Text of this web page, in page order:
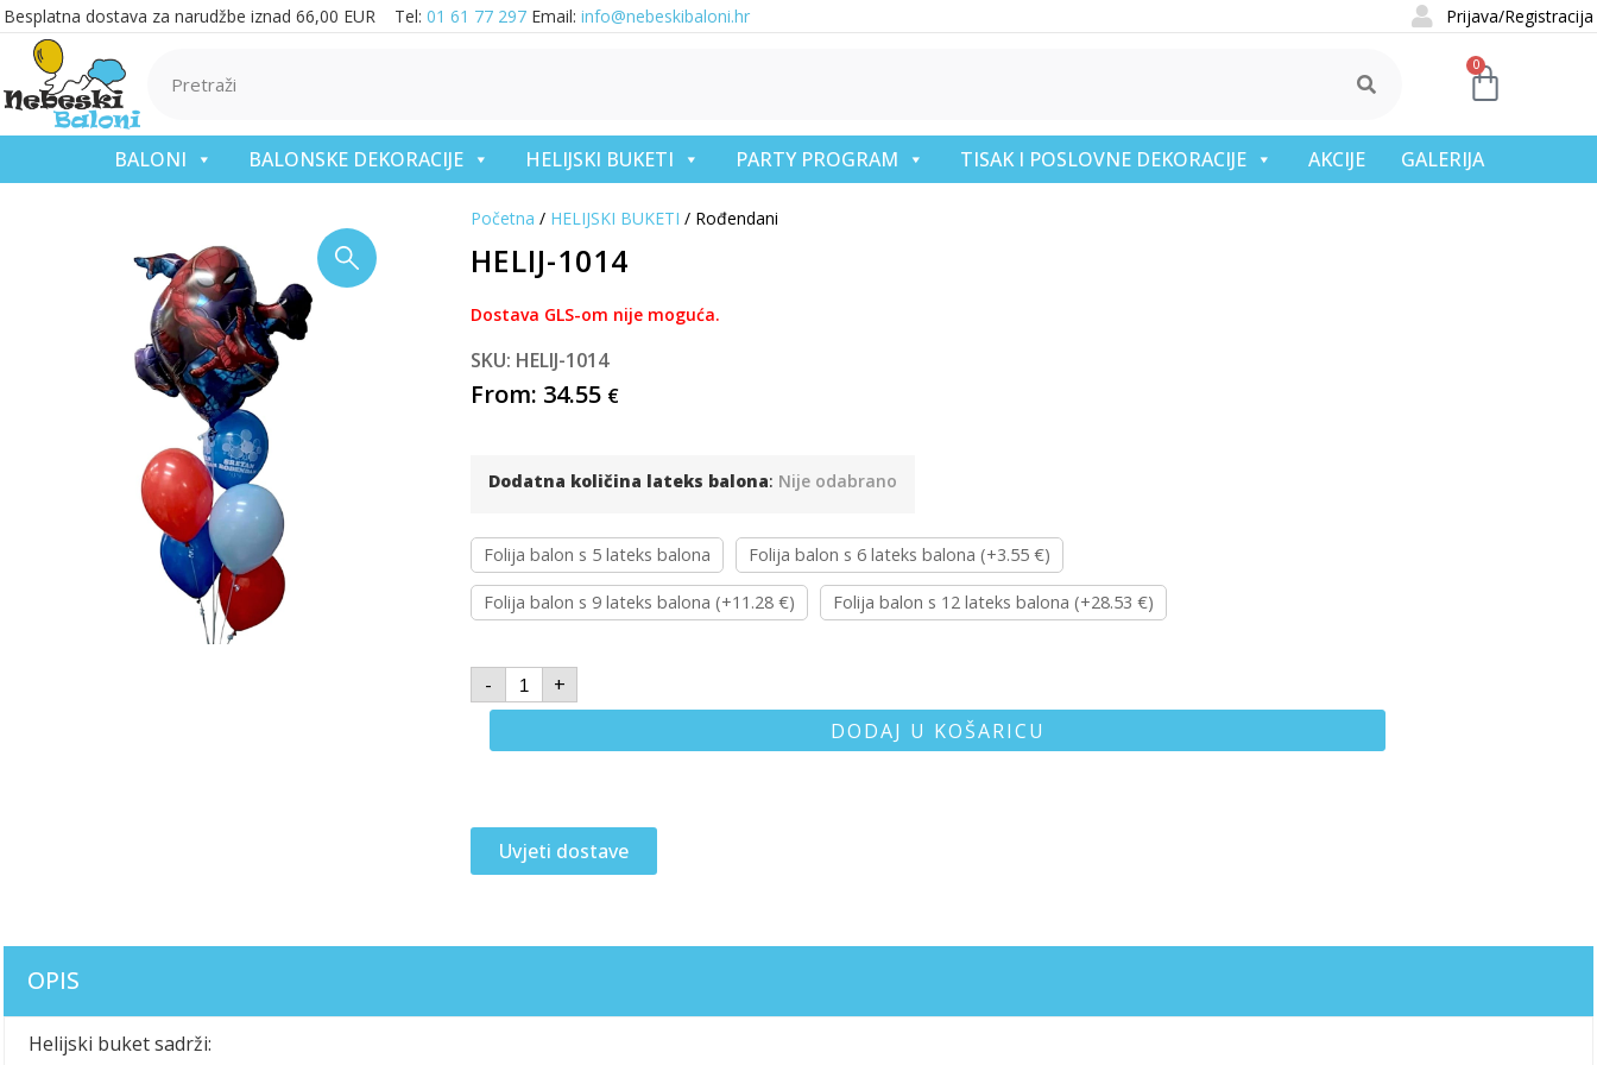
Besplatna dostava za narudžbe iznad 66,00 EUR Tel: 01 61 77 297 Email: info@nebeskibaloni.hr Prijava/Registracija
0
BALONI BALONSKE DEKORACIJE HELIJSKI BUKETI PARTY PROGRAM TISAK I POSLOVNE DEKORACIJE AKCIJE GALERIJA
Početna / HELIJSKI BUKETI / Rođendani
HELIJ-1014
Dostava GLS-om nije moguća.
SKU: HELIJ-1014
From: 34.55 €
Dodatna količina lateks balona: Nije odabrano
Folija balon s 5 lateks balona Folija balon s 6 lateks balona (+3.55 €)
Folija balon s 9 lateks balona (+11.28 €) Folija balon s 12 lateks balona (+28.53 €)
-
+
DODAJ U KOŠARICU
Uvjeti dostave
OPIS
Helijski buket sadrži: